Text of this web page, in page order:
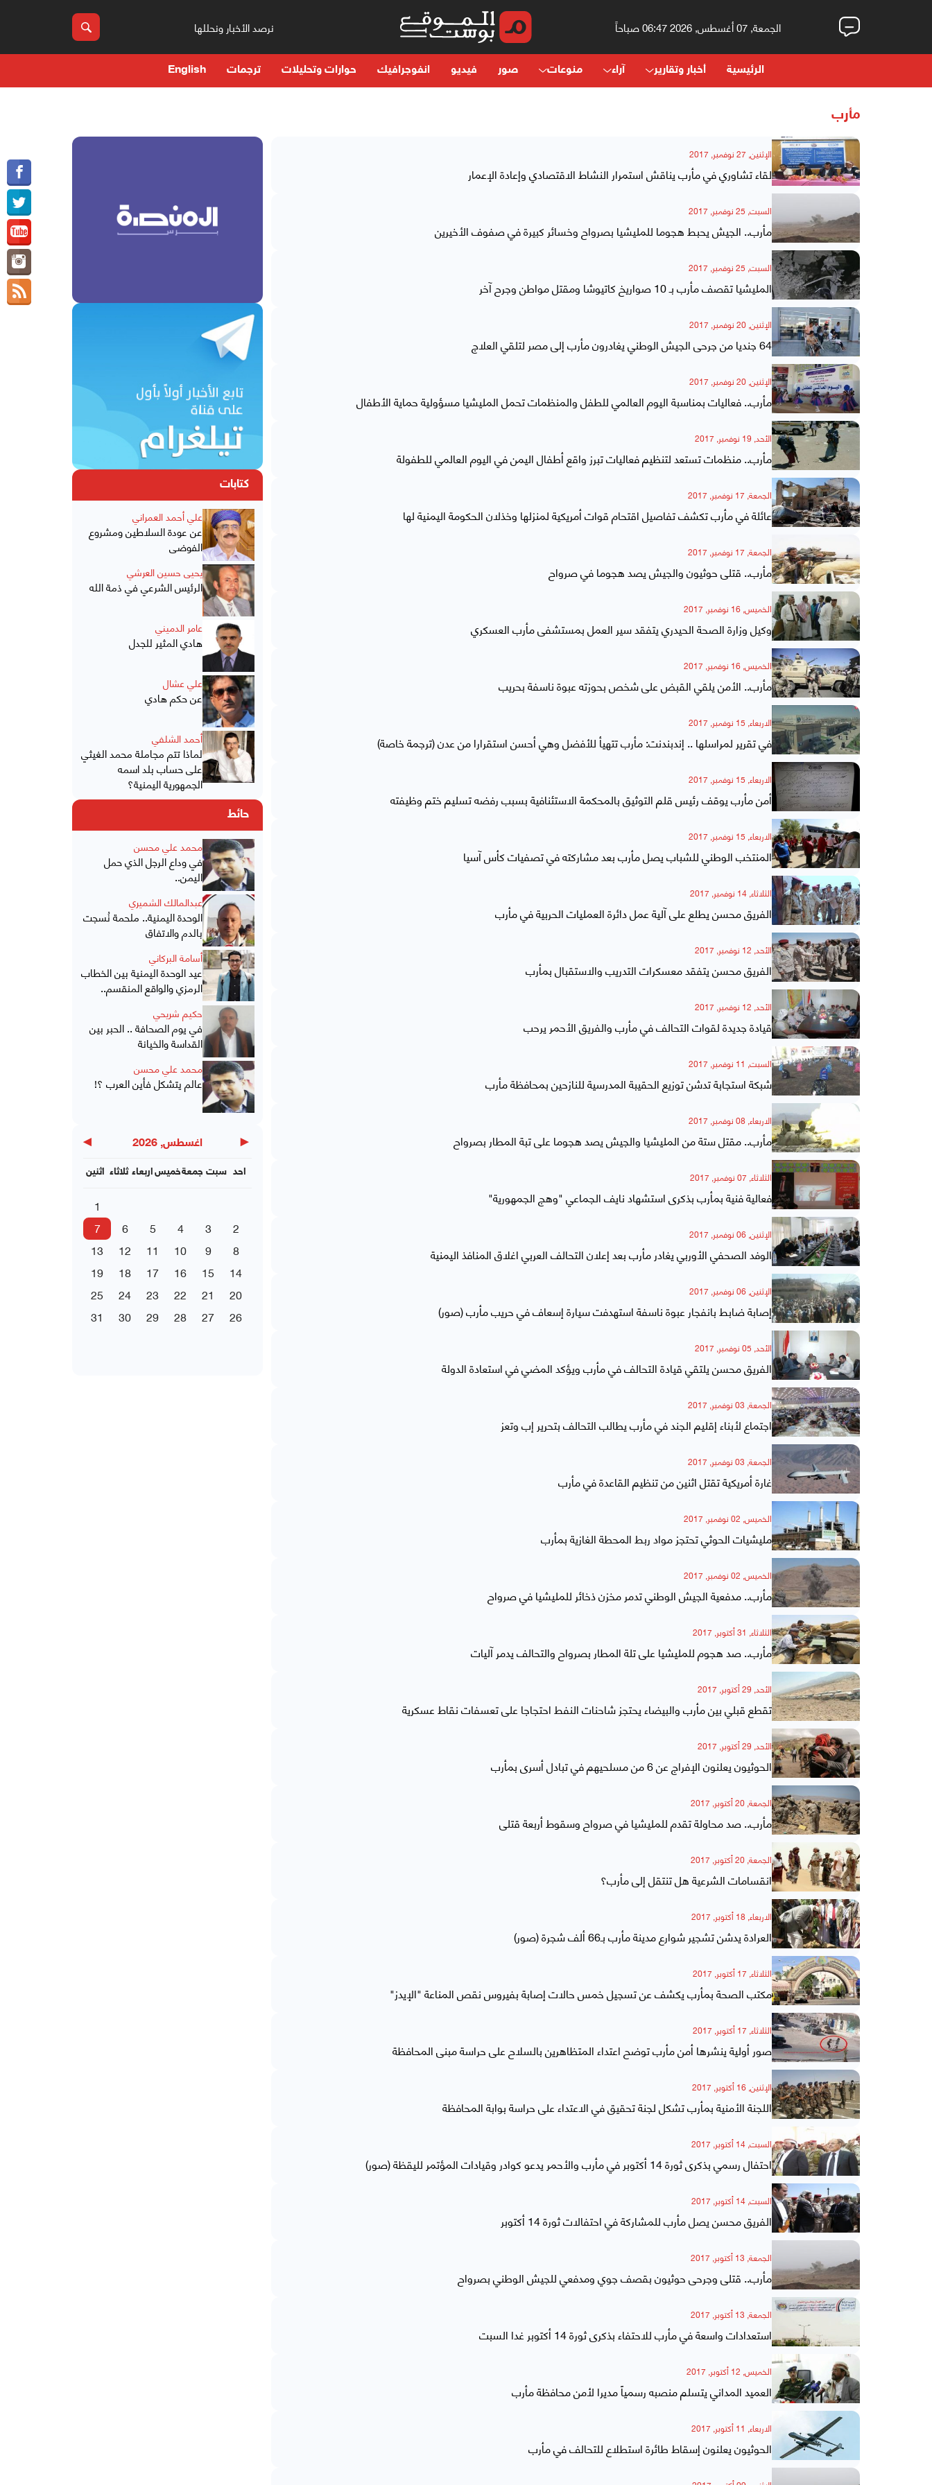
الجمعة, 07 أغسطس, 2026 06:47 صباحاً نرصد الأخبار ونحللها
الرئيسية أخبار وتقارير آراء منوعات صور فيديو انفوجرافيك حوارات وتحليلات ترجمات English
مأرب
الإثنين, 27 نوفمبر, 2017
لقاء تشاوري في مأرب يناقش استمرار النشاط الاقتصادي وإعادة الإعمار
السبت, 25 نوفمبر, 2017
مأرب.. الجيش يحبط هجوما للمليشيا بصرواح وخسائر كبيرة في صفوف الأخيرين
السبت, 25 نوفمبر, 2017
المليشيا تقصف مأرب بـ 10 صواريخ كاتيوشا ومقتل مواطن وجرح آخر
الإثنين, 20 نوفمبر, 2017
64 جنديا من جرحى الجيش الوطني يغادرون مأرب إلى مصر لتلقي العلاج
الإثنين, 20 نوفمبر, 2017
مأرب.. فعاليات بمناسبة اليوم العالمي للطفل والمنظمات تحمل المليشيا مسؤولية حماية الأطفال
الأحد, 19 نوفمبر, 2017
مأرب.. منظمات تستعد لتنظيم فعاليات تبرز واقع أطفال اليمن في اليوم العالمي للطفولة
الجمعة, 17 نوفمبر, 2017
عائلة في مأرب تكشف تفاصيل اقتحام قوات أمريكية لمنزلها وخذلان الحكومة اليمنية لها
الجمعة, 17 نوفمبر, 2017
مأرب.. قتلى حوثيون والجيش يصد هجوما في صرواح
الخميس, 16 نوفمبر, 2017
وكيل وزارة الصحة الحيدري يتفقد سير العمل بمستشفى مأرب العسكري
الخميس, 16 نوفمبر, 2017
مأرب.. الأمن يلقي القبض على شخص بحوزته عبوة ناسفة بحريب
الاربعاء, 15 نوفمبر, 2017
في تقرير لمراسلها .. إندبندنت: مأرب تتهيأ للأفضل وهي أحسن استقرارا من عدن (ترجمة خاصة)
الاربعاء, 15 نوفمبر, 2017
أمن مأرب يوقف رئيس قلم التوثيق بالمحكمة الاستئنافية بسبب رفضه تسليم ختم وظيفته
الاربعاء, 15 نوفمبر, 2017
المنتخب الوطني للشباب يصل مأرب بعد مشاركته في تصفيات كأس آسيا
الثلاثاء, 14 نوفمبر, 2017
الفريق محسن يطلع على آلية عمل دائرة العمليات الحربية في مأرب
الأحد, 12 نوفمبر, 2017
الفريق محسن يتفقد معسكرات التدريب والاستقبال بمأرب
الأحد, 12 نوفمبر, 2017
قيادة جديدة لقوات التحالف في مأرب والفريق الأحمر يرحب
السبت, 11 نوفمبر, 2017
شبكة استجابة تدشن توزيع الحقيبة المدرسية للنازحين بمحافظة مأرب
الاربعاء, 08 نوفمبر, 2017
مأرب.. مقتل ستة من المليشيا والجيش يصد هجوما على تبة المطار بصرواح
الثلاثاء, 07 نوفمبر, 2017
فعالية فنية بمأرب بذكرى استشهاد نايف الجماعي "وهج الجمهورية"
الإثنين, 06 نوفمبر, 2017
الوفد الصحفي الأوربي يغادر مأرب بعد إعلان التحالف العربي اغلاق المنافذ اليمنية
الإثنين, 06 نوفمبر, 2017
إصابة ضابط بانفجار عبوة ناسفة استهدفت سيارة إسعاف في حريب مأرب (صور)
الأحد, 05 نوفمبر, 2017
الفريق محسن يلتقي قيادة التحالف في مأرب ويؤكد المضي في استعادة الدولة
الجمعة, 03 نوفمبر, 2017
اجتماع لأبناء إقليم الجند في مأرب يطالب التحالف بتحرير إب وتعز
الجمعة, 03 نوفمبر, 2017
غارة أمريكية تقتل اثنين من تنظيم القاعدة في مأرب
الخميس, 02 نوفمبر, 2017
مليشيات الحوثي تحتجز مواد ربط المحطة الغازية بمأرب
الخميس, 02 نوفمبر, 2017
مأرب.. مدفعية الجيش الوطني تدمر مخزن ذخائر للمليشيا في صرواح
الثلاثاء, 31 أكتوبر, 2017
مأرب.. صد هجوم للمليشيا على تلة المطار بصرواح والتحالف يدمر آليات
الأحد, 29 أكتوبر, 2017
تقطع قبلي بين مأرب والبيضاء يحتجز شاحنات النفط احتجاجا على تعسفات نقاط عسكرية
الأحد, 29 أكتوبر, 2017
الحوثيون يعلنون الإفراج عن 6 من مسلحيهم في تبادل أسرى بمأرب
الجمعة, 20 أكتوبر, 2017
مأرب.. صد محاولة تقدم للمليشيا في صرواح وسقوط أربعة قتلى
الجمعة, 20 أكتوبر, 2017
انقسامات الشرعية هل تنتقل إلى مأرب؟
الاربعاء, 18 أكتوبر, 2017
العرادة يدشن تشجير شوارع مدينة مأرب بـ66 ألف شجرة (صور)
الثلاثاء, 17 أكتوبر, 2017
مكتب الصحة بمأرب يكشف عن تسجيل خمس حالات إصابة بفيروس نقص المناعة "الإيدز"
الثلاثاء, 17 أكتوبر, 2017
صور أولية ينشرها أمن مأرب توضح اعتداء المتظاهرين بالسلاح على حراسة مبنى المحافظة
الإثنين, 16 أكتوبر, 2017
اللجنة الأمنية بمأرب تشكل لجنة تحقيق في الاعتداء على حراسة بوابة المحافظة
السبت, 14 أكتوبر, 2017
احتفال رسمي بذكرى ثورة 14 أكتوبر في مأرب والأحمر يدعو كوادر وقيادات المؤتمر لليقظة (صور)
السبت, 14 أكتوبر, 2017
الفريق محسن يصل مأرب للمشاركة في احتفالات ثورة 14 أكتوبر
الجمعة, 13 أكتوبر, 2017
مأرب.. قتلى وجرحى حوثيون بقصف جوي ومدفعي للجيش الوطني بصرواح
الجمعة, 13 أكتوبر, 2017
استعدادات واسعة في مأرب للاحتفاء بذكرى ثورة 14 أكتوبر غدا السبت
الخميس, 12 أكتوبر, 2017
العميد المداني يتسلم منصبه رسمياً مديرا لأمن محافظة مأرب
الاربعاء, 11 أكتوبر, 2017
الحوثيون يعلنون إسقاط طائرة استطلاع للتحالف في مأرب
كتابات
علي أحمد العمراني
عن عودة السلاطين ومشروع
الفوضى
يحيى حسين العرشي
الرئيس الشرعي في ذمة الله
عامر الدميني
هادي المثير للجدل
علي عشال
عن حكم هادي
أحمد الشلفي
لماذا تتم مجاملة محمد الغيثي
على حساب بلد اسمه
الجمهورية اليمنية؟
حائط
محمد علي محسن
في وداع الرجل الذي حمل
اليمن..
عبدالمالك الشميري
الوحدة اليمنية.. ملحمة نُسجت
بالدم والاتفاق
أسامة البركاني
عيد الوحدة اليمنية بين الخطاب
الرمزي والواقع المنقسم..
حكيم شريحي
في يوم الصحافة .. الحبر بين
القداسة والخيانة
محمد علي محسن
عالم يتشكل فأين العرب ؟!
◀ اغسطس, 2026 ▶
اثنين ثلاثاء اربعاءخميسجمعة سبت احد
1
2
3
4
5
6
7
8
9
10
11
12
13
14
15
16
17
18
19
20
21
22
23
24
25
26
27
28
29
30
31